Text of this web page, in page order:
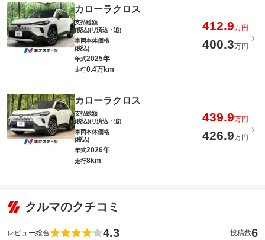
カローラクロス
支払総額
(税込)(リ済込・追)
412.9万円
車両本体価格
(税込)
400.3万円
年式2025年
走行0.4万km
カローラクロス
支払総額
(税込)(リ済込・追)
439.9万円
車両本体価格
(税込)
426.9万円
年式2026年
走行8km
クルマのクチコミ
レビュー総合 4.3 投稿数6